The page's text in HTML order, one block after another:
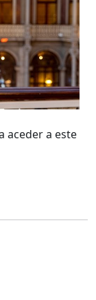
aceder a este